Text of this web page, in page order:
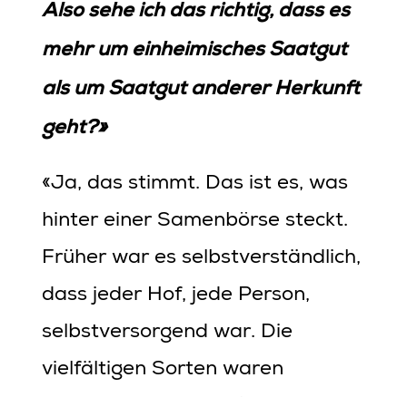
Also sehe ich das richtig, dass es
mehr um einheimisches Saatgut
als um Saatgut anderer Herkunft
geht?»
«Ja, das stimmt. Das ist es, was
hinter einer Samenbörse steckt.
Früher war es selbstverständlich,
dass jeder Hof, jede Person,
selbstversorgend war. Die
vielfältigen Sorten waren